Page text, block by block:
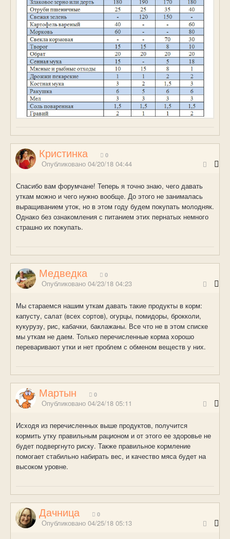
Кристинка 0
Опубликовано 04/20/18 04:44
Спасибо вам форумчане! Теперь я точно знаю, чего давать
уткам можно и чего нужно вообще. До этого не занималась
выращиванием уток, но в этом году будем покупать молодняк.
Однако без ознакомления с питанием этих пернатых немного
страшно их покупать.
Медведка 0
Опубликовано 04/23/18 04:23
Мы стараемся нашим уткам давать такие продукты в корм:
капусту, салат (всех сортов), огурцы, помидоры, брокколи,
кукурузу, рис, кабачки, баклажаны. Все что не в этом списке
мы уткам не даем. Только перечисленные корма хорошо
переваривают утки и нет проблем с обменом веществ у них.
Мартын 0
Опубликовано 04/24/18 05:11
Исходя из перечисленных выше продуктов, получится
кормить утку правильным рационом и от этого ее здоровье не
будет подвергнуто риску. Также правильное кормление
помогает стабильно набирать вес, и качество мяса будет на
высоком уровне.
Дачница 0
Опубликовано 04/25/18 05:13